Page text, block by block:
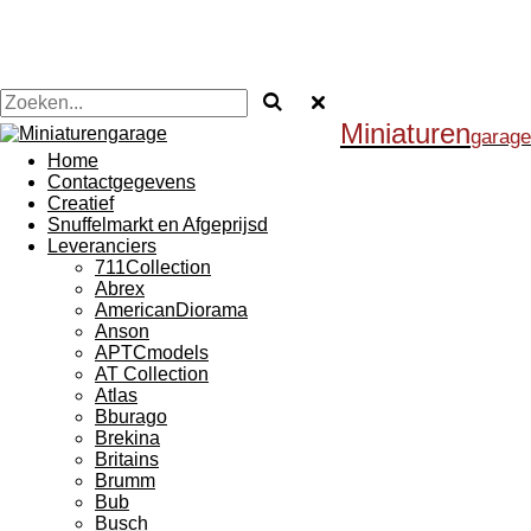
Miniaturengarage
Home
Contactgegevens
Creatief
Snuffelmarkt en Afgeprijsd
Leveranciers
711Collection
Abrex
AmericanDiorama
Anson
APTCmodels
AT Collection
Atlas
Bburago
Brekina
Britains
Brumm
Bub
Busch